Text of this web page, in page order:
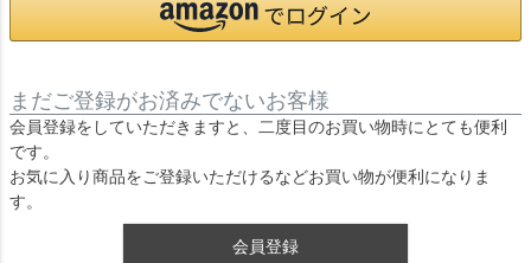
まだご登録がお済みでないお客様
会員登録をしていただきますと、二度目のお買い物時にとても便利
です。
お気に入り商品をご登録いただけるなどお買い物が便利になりま
す。
会員登録